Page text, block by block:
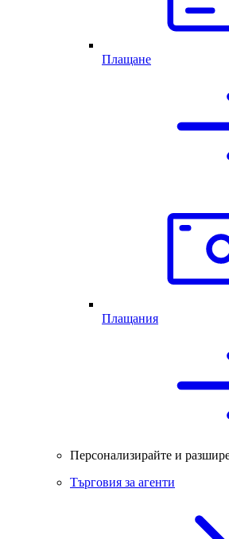
Плащане
Плащания
Персонализирайте и
Търговия за агенти